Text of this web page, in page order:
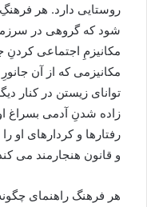
روستایی دارد. هر
شود که گروهی در
مکانیزمِ اجتماعی
مکانیزمی که از آن
توانای زیستن در کنار
زاده شدنِ آدمی بسراغ
رفتارها و کردارهای او
و قانون هنجارمند می
هر فرهنگ راهنماى